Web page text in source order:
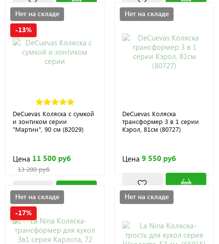
Нет на складе
-13%
DeCuevas Коляска с сумкой
и зонтиком серии
"Мартин", 90 см (82029)
Цена 11 500 руб
13 200 руб
Нет на складе
DeCuevas Коляска
трансформер 3 в 1 серии
Кэрол, 81см (80727)
Цена 9 550 руб
Нет на складе
-17%
Нет на складе